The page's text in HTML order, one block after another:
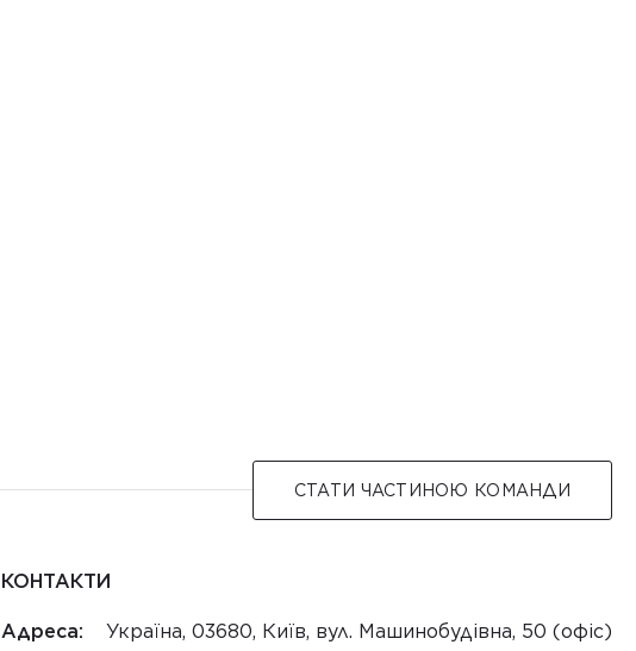
СТАТИ ЧАСТИНОЮ КОМАНДИ
КОНТАКТИ
Адреса: Україна, 03680, Київ, вул. Машинобудівна, 50 (офіс)